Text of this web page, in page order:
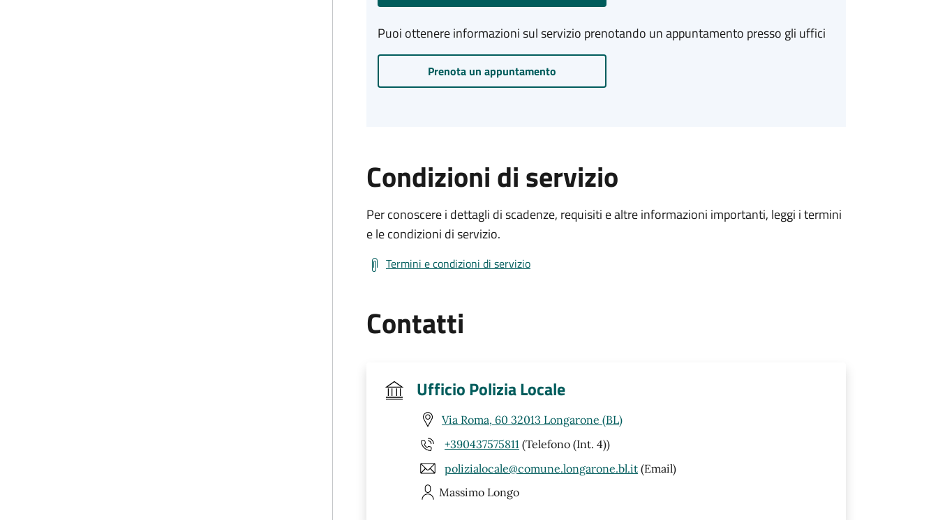
Puoi ottenere informazioni sul servizio prenotando un appuntamento presso gli uffici
Prenota un appuntamento
Condizioni di servizio
Per conoscere i dettagli di scadenze, requisiti e altre informazioni importanti, leggi i termini
e le condizioni di servizio.
Termini e condizioni di servizio
Contatti
Ufficio Polizia Locale
Via Roma, 60 32013 Longarone (BL)
+390437575811 (Telefono (Int. 4))
polizialocale@comune.longarone.bl.it (Email)
Massimo Longo